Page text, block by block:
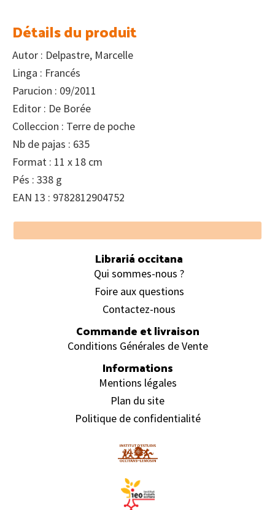
Détails du produit
Autor : Delpastre, Marcelle
Linga : Francés
Parucion : 09/2011
Editor : De Borée
Colleccion : Terre de poche
Nb de pajas : 635
Format : 11 x 18 cm
Pés : 338 g
EAN 13 : 9782812904752
Footer
Librariá occitana
Qui sommes-nous ?
Foire aux questions
Contactez-nous
Commande et livraison
Conditions Générales de Vente
Informations
Mentions légales
Plan du site
Politique de confidentialité